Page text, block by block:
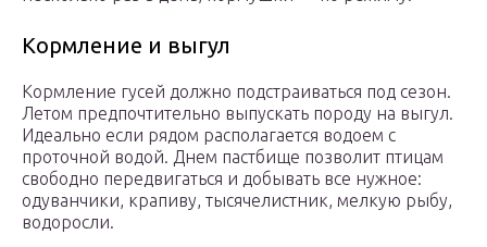
Кормление и выгул
Кормление гусей должно подстраиваться под сезон.
Летом предпочтительно выпускать породу на выгул.
Идеально если рядом располагается водоем с
проточной водой. Днем пастбище позволит птицам
свободно передвигаться и добывать все нужное:
одуванчики, крапиву, тысячелистник, мелкую рыбу,
водоросли.